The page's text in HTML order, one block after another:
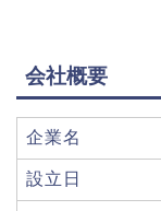
会社概要
企業名
設立日